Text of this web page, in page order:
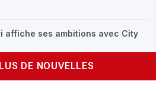
affiche ses ambitions avec City
DE NOUVELLES